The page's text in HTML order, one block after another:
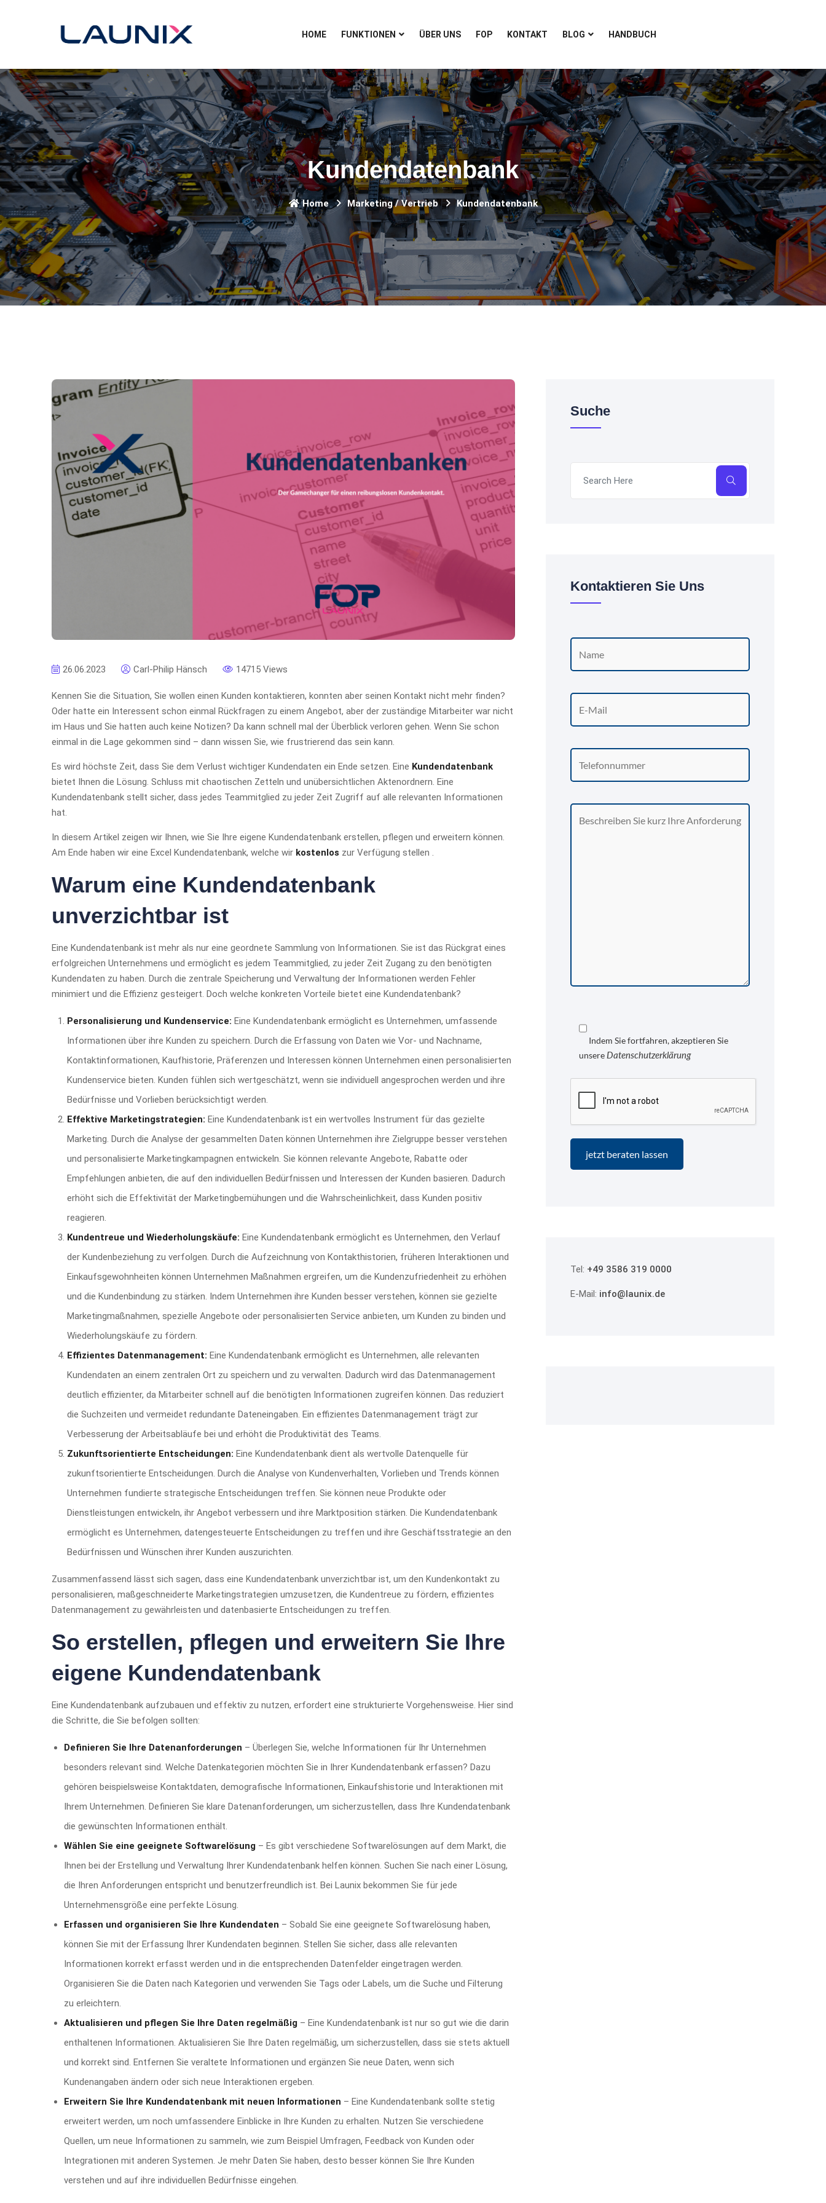
HOME FUNKTIONEN ÜBER UNS FOP KONTAKT BLOG HANDBUCH
Kundendatenbank
Home Marketing / Vertrieb Kundendatenbank
26.06.2023 Carl-Philip Hänsch 14715 Views
Kennen Sie die Situation, Sie wollen einen Kunden kontaktieren, konnten aber seinen Kontakt nicht mehr finden?
Oder hatte ein Interessent schon einmal Rückfragen zu einem Angebot, aber der zuständige Mitarbeiter war nicht
im Haus und Sie hatten auch keine Notizen? Da kann schnell mal der Überblick verloren gehen. Wenn Sie schon
einmal in die Lage gekommen sind – dann wissen Sie, wie frustrierend das sein kann.
Es wird höchste Zeit, dass Sie dem Verlust wichtiger Kundendaten ein Ende setzen. Eine Kundendatenbank
bietet Ihnen die Lösung. Schluss mit chaotischen Zetteln und unübersichtlichen Aktenordnern. Eine
Kundendatenbank stellt sicher, dass jedes Teammitglied zu jeder Zeit Zugriff auf alle relevanten Informationen
hat.
In diesem Artikel zeigen wir Ihnen, wie Sie Ihre eigene Kundendatenbank erstellen, pflegen und erweitern können.
Am Ende haben wir eine Excel Kundendatenbank, welche wir kostenlos zur Verfügung stellen .
Warum eine Kundendatenbank
unverzichtbar ist
Eine Kundendatenbank ist mehr als nur eine geordnete Sammlung von Informationen. Sie ist das Rückgrat eines
erfolgreichen Unternehmens und ermöglicht es jedem Teammitglied, zu jeder Zeit Zugang zu den benötigten
Kundendaten zu haben. Durch die zentrale Speicherung und Verwaltung der Informationen werden Fehler
minimiert und die Effizienz gesteigert. Doch welche konkreten Vorteile bietet eine Kundendatenbank?
Personalisierung und Kundenservice: Eine Kundendatenbank ermöglicht es Unternehmen, umfassende
Informationen über ihre Kunden zu speichern. Durch die Erfassung von Daten wie Vor- und Nachname,
Kontaktinformationen, Kaufhistorie, Präferenzen und Interessen können Unternehmen einen personalisierten
Kundenservice bieten. Kunden fühlen sich wertgeschätzt, wenn sie individuell angesprochen werden und ihre
Bedürfnisse und Vorlieben berücksichtigt werden.
Effektive Marketingstrategien: Eine Kundendatenbank ist ein wertvolles Instrument für das gezielte
Marketing. Durch die Analyse der gesammelten Daten können Unternehmen ihre Zielgruppe besser verstehen
und personalisierte Marketingkampagnen entwickeln. Sie können relevante Angebote, Rabatte oder
Empfehlungen anbieten, die auf den individuellen Bedürfnissen und Interessen der Kunden basieren. Dadurch
erhöht sich die Effektivität der Marketingbemühungen und die Wahrscheinlichkeit, dass Kunden positiv
reagieren.
Kundentreue und Wiederholungskäufe: Eine Kundendatenbank ermöglicht es Unternehmen, den Verlauf
der Kundenbeziehung zu verfolgen. Durch die Aufzeichnung von Kontakthistorien, früheren Interaktionen und
Einkaufsgewohnheiten können Unternehmen Maßnahmen ergreifen, um die Kundenzufriedenheit zu erhöhen
und die Kundenbindung zu stärken. Indem Unternehmen ihre Kunden besser verstehen, können sie gezielte
Marketingmaßnahmen, spezielle Angebote oder personalisierten Service anbieten, um Kunden zu binden und
Wiederholungskäufe zu fördern.
Effizientes Datenmanagement: Eine Kundendatenbank ermöglicht es Unternehmen, alle relevanten
Kundendaten an einem zentralen Ort zu speichern und zu verwalten. Dadurch wird das Datenmanagement
deutlich effizienter, da Mitarbeiter schnell auf die benötigten Informationen zugreifen können. Das reduziert
die Suchzeiten und vermeidet redundante Dateneingaben. Ein effizientes Datenmanagement trägt zur
Verbesserung der Arbeitsabläufe bei und erhöht die Produktivität des Teams.
Zukunftsorientierte Entscheidungen: Eine Kundendatenbank dient als wertvolle Datenquelle für
zukunftsorientierte Entscheidungen. Durch die Analyse von Kundenverhalten, Vorlieben und Trends können
Unternehmen fundierte strategische Entscheidungen treffen. Sie können neue Produkte oder
Dienstleistungen entwickeln, ihr Angebot verbessern und ihre Marktposition stärken. Die Kundendatenbank
ermöglicht es Unternehmen, datengesteuerte Entscheidungen zu treffen und ihre Geschäftsstrategie an den
Bedürfnissen und Wünschen ihrer Kunden auszurichten.
Zusammenfassend lässt sich sagen, dass eine Kundendatenbank unverzichtbar ist, um den Kundenkontakt zu
personalisieren, maßgeschneiderte Marketingstrategien umzusetzen, die Kundentreue zu fördern, effizientes
Datenmanagement zu gewährleisten und datenbasierte Entscheidungen zu treffen.
So erstellen, pflegen und erweitern Sie Ihre
eigene Kundendatenbank
Eine Kundendatenbank aufzubauen und effektiv zu nutzen, erfordert eine strukturierte Vorgehensweise. Hier sind
die Schritte, die Sie befolgen sollten:
Definieren Sie Ihre Datenanforderungen – Überlegen Sie, welche Informationen für Ihr Unternehmen
besonders relevant sind. Welche Datenkategorien möchten Sie in Ihrer Kundendatenbank erfassen? Dazu
gehören beispielsweise Kontaktdaten, demografische Informationen, Einkaufshistorie und Interaktionen mit
Ihrem Unternehmen. Definieren Sie klare Datenanforderungen, um sicherzustellen, dass Ihre Kundendatenbank
die gewünschten Informationen enthält.
Wählen Sie eine geeignete Softwarelösung – Es gibt verschiedene Softwarelösungen auf dem Markt, die
Ihnen bei der Erstellung und Verwaltung Ihrer Kundendatenbank helfen können. Suchen Sie nach einer Lösung,
die Ihren Anforderungen entspricht und benutzerfreundlich ist. Bei Launix bekommen Sie für jede
Unternehmensgröße eine perfekte Lösung.
Erfassen und organisieren Sie Ihre Kundendaten – Sobald Sie eine geeignete Softwarelösung haben,
können Sie mit der Erfassung Ihrer Kundendaten beginnen. Stellen Sie sicher, dass alle relevanten
Informationen korrekt erfasst werden und in die entsprechenden Datenfelder eingetragen werden.
Organisieren Sie die Daten nach Kategorien und verwenden Sie Tags oder Labels, um die Suche und Filterung
zu erleichtern.
Aktualisieren und pflegen Sie Ihre Daten regelmäßig – Eine Kundendatenbank ist nur so gut wie die darin
enthaltenen Informationen. Aktualisieren Sie Ihre Daten regelmäßig, um sicherzustellen, dass sie stets aktuell
und korrekt sind. Entfernen Sie veraltete Informationen und ergänzen Sie neue Daten, wenn sich
Kundenangaben ändern oder sich neue Interaktionen ergeben.
Erweitern Sie Ihre Kundendatenbank mit neuen Informationen – Eine Kundendatenbank sollte stetig
erweitert werden, um noch umfassendere Einblicke in Ihre Kunden zu erhalten. Nutzen Sie verschiedene
Quellen, um neue Informationen zu sammeln, wie zum Beispiel Umfragen, Feedback von Kunden oder
Integrationen mit anderen Systemen. Je mehr Daten Sie haben, desto besser können Sie Ihre Kunden
verstehen und auf ihre individuellen Bedürfnisse eingehen.
Suche
Kontaktieren Sie Uns
Indem Sie fortfahren, akzeptieren Sie
unsere Datenschutzerklärung
Tel: +49 3586 319 0000
E-Mail: info@launix.de